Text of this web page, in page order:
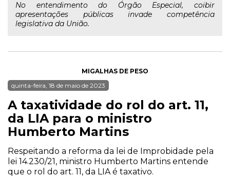
No entendimento do Órgão Especial, coibir
apresentações públicas invade competência
legislativa da União.
MIGALHAS DE PESO
quinta-feira, 18 de maio de 2023
A taxatividade do rol do art. 11,
da LIA para o ministro
Humberto Martins
Respeitando a reforma da lei de Improbidade pela
lei 14.230/21, ministro Humberto Martins entende
que o rol do art. 11, da LIA é taxativo.